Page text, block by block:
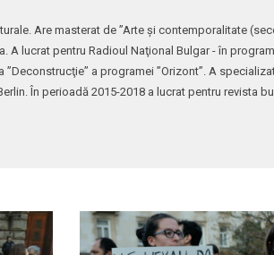
Are masterat de ”Arte şi contemporalitate
A lucrat pentru Radioul Naţional Bulgar - în
”Deconstrucţie” a programei ”Orizont”. A
În perioadă 2015-2018 a lucrat pentru revista